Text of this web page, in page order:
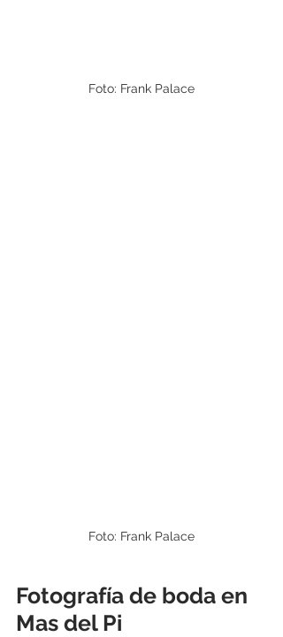
Foto: Frank Palace
Foto: Frank Palace
Fotografía de boda en
Mas del Pi